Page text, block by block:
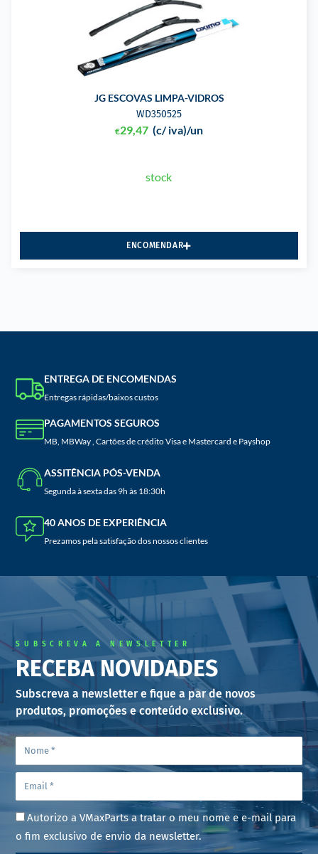
JG ESCOVAS LIMPA-VIDROS
WD350525
€29,47 (c/ iva)/un
stock
ENCOMENDAR
ENTREGA DE ENCOMENDAS
Entregas rápidas/baixos custos
PAGAMENTOS SEGUROS
MB, MBWay , Cartões de crédito Visa e Mastercard e Payshop
ASSITÊNCIA PÓS-VENDA
Segunda à sexta das 9h às 18:30h
40 ANOS DE EXPERIÊNCIA
Prezamos pela satisfação dos nossos clientes
SUBSCREVA A NEWSLETTER
RECEBA NOVIDADES
Subscreva a newsletter e fique a par de novos
produtos, promoções e conteúdo exclusivo.
Autorizo a VMaxParts a tratar o meu nome e e-mail para
o fim exclusivo de envio da newsletter.